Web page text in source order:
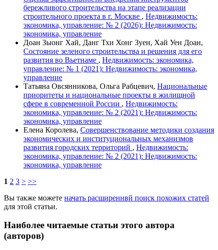
бережливого строительства на этапе реализации
строительного проекта в г. Москве , Недвижимость:
экономика, управление: № 2 (2026): Недвижимость:
экономика, управление
Доан Зыонг Хай, Данг Тхи Хонг Зуен, Хай Уен Доан,
Состояние зеленого строительства и решения для его
развития во Вьетнаме , Недвижимость: экономика,
управление: № 1 (2021): Недвижимость: экономика,
управление
Татьяна Овсянникова, Ольга Рабцевич, Национальные
приоритеты и национальные проекты в жилищной
сфере в современной России , Недвижимость:
экономика, управление: № 2 (2021): Недвижимость:
экономика, управление
Елена Королева, Совершенствование методики создания
экономических и институциональных механизмов
развития городских территорий , Недвижимость:
экономика, управление: № 2 (2021): Недвижимость:
экономика, управление
1 2 3 > >>
Вы также можете начать расширеннвй поиск похожих статей
для этой статьи.
Наиболее читаемые статьи этого автора
(авторов)